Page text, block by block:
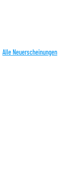
Alle Neuerscheinungen